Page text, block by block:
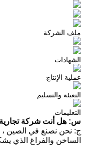
ملف الشركة
الشهادات
عملية الإنتاج
التعبئة والتسليم
التعليمات
س: هل أنت شركة تجارية
ج: نحن نصنع في الصين ،
الساخن والفراغ الذي